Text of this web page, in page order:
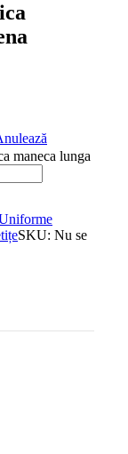
maneca lunga
SKU: Nu se